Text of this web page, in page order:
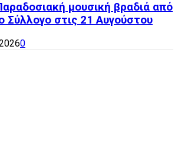
μουσική βραδιά από
Σύλλογο στις 21 Αυγούστου
0